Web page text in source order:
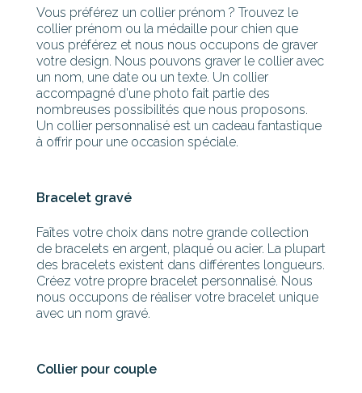
Vous préférez un collier prénom ? Trouvez le
collier prénom ou la médaille pour chien que
vous préférez et nous nous occupons de graver
votre design. Nous pouvons graver le collier avec
un nom, une date ou un texte. Un collier
accompagné d'une photo fait partie des
nombreuses possibilités que nous proposons.
Un collier personnalisé est un cadeau fantastique
à offrir pour une occasion spéciale.
Bracelet gravé
Faîtes votre choix dans notre grande collection
de bracelets en argent, plaqué ou acier. La plupart
des bracelets existent dans différentes longueurs.
Créez votre propre bracelet personnalisé. Nous
nous occupons de réaliser votre bracelet unique
avec un nom gravé.
Collier pour couple